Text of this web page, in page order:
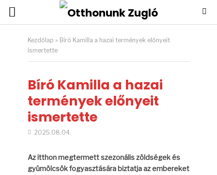
Kezdőlap » Bíró Kamilla a hazai termények előnyeit
ismertette
Bíró Kamilla a hazai
termények előnyeit
ismertette
2025.08.04.
Az itthon megtermett szezonális zöldségek és
gyümölcsök fogyasztására biztatja az embereket